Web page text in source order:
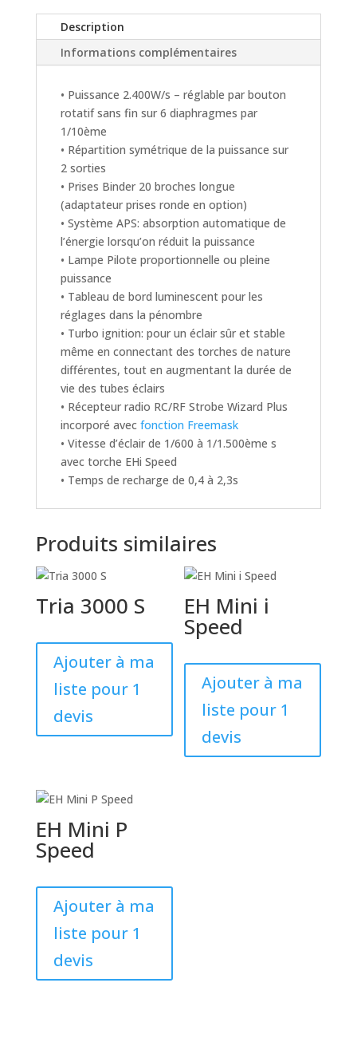
Description
Informations complémentaires
• Puissance 2.400W/s – réglable par bouton
rotatif sans fin sur 6 diaphragmes par
1/10ème
• Répartition symétrique de la puissance sur
2 sorties
• Prises Binder 20 broches longue
(adaptateur prises ronde en option)
• Système APS: absorption automatique de
l’énergie lorsqu’on réduit la puissance
• Lampe Pilote proportionnelle ou pleine
puissance
• Tableau de bord luminescent pour les
réglages dans la pénombre
• Turbo ignition: pour un éclair sûr et stable
même en connectant des torches de nature
différentes, tout en augmentant la durée de
vie des tubes éclairs
• Récepteur radio RC/RF Strobe Wizard Plus
incorporé avec fonction Freemask
• Vitesse d’éclair de 1/600 à 1/1.500ème s
avec torche EHi Speed
• Temps de recharge de 0,4 à 2,3s
Produits similaires
Tria 3000 S
Ajouter à ma
liste pour 1
devis
EH Mini i
Speed
Ajouter à ma
liste pour 1
devis
EH Mini P
Speed
Ajouter à ma
liste pour 1
devis